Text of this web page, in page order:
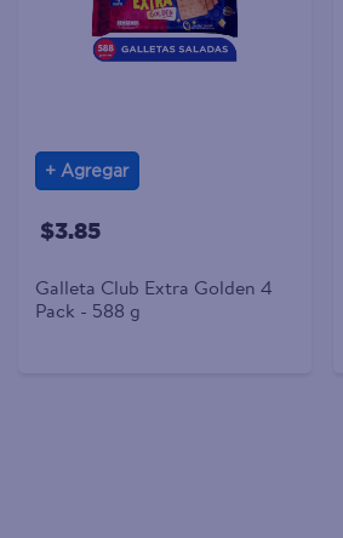
Agregar
$3.85
Galleta Club Extra Golden 4
Pack - 588 g